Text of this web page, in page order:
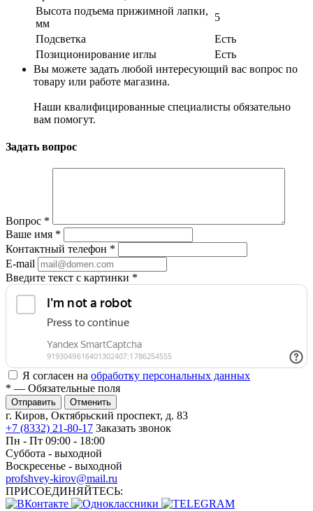
Высота подъема прижимной лапки,
мм
5
Подсветка
Есть
Позиционирование иглы
Есть
Вы можете задать любой интересующий вас вопрос по
товару или работе магазина.
Наши квалифицированные специалисты обязательно
вам помогут.
Задать вопрос
Вопрос *
Ваше имя *
Контактный телефон *
E-mail
Введите текст с картинки *
Я согласен на обработку персональных данных
* — Обязательные поля
Отменить
г. Киров, Октябрьский проспект, д. 83
+7 (8332) 21-80-17 Заказать звонок
Пн - Пт 09:00 - 18:00
Суббота - выходной
Воскресенье - выходной
profshvey-kirov@mail.ru
ПРИСОЕДИНЯЙТЕСЬ: